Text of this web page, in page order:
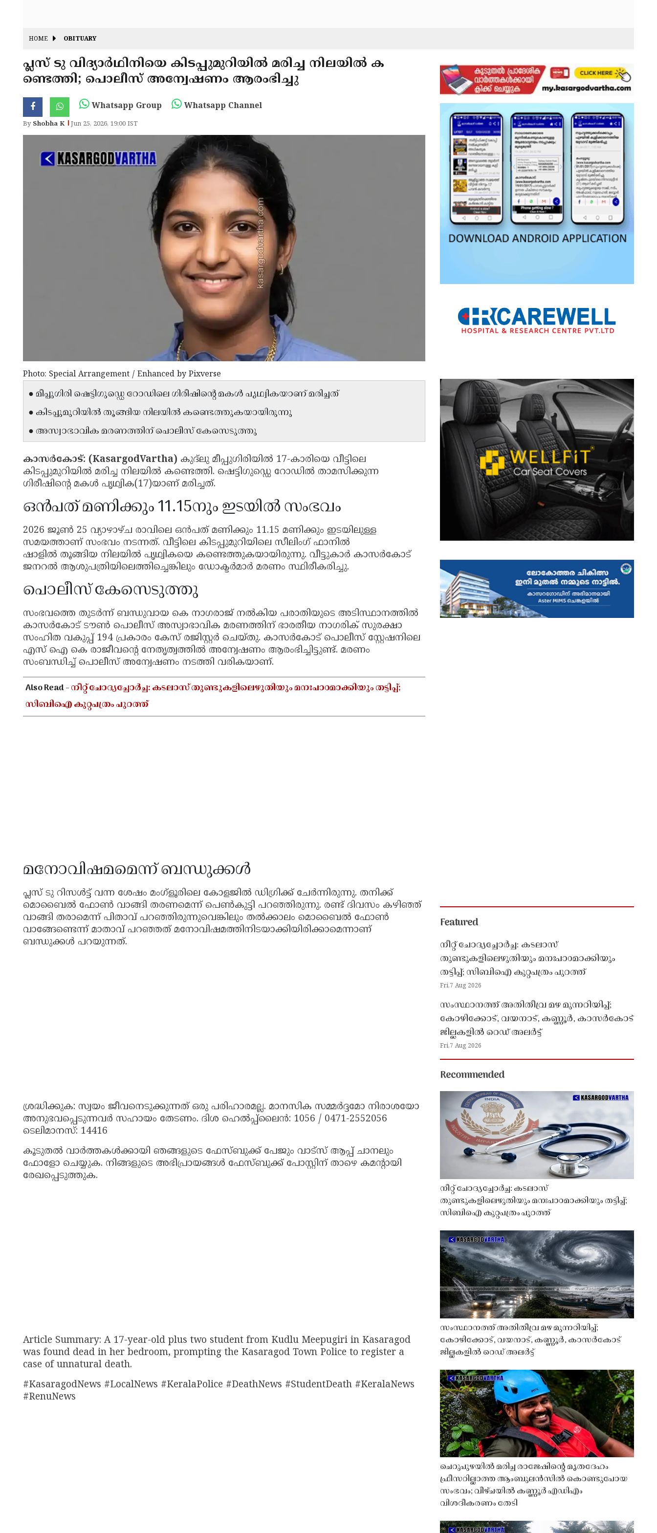
HOME OBITUARY
പ്ലസ് ടു വിദ്യാർഥിനിയെ കിടപ്പുമുറിയിൽ മരിച്ച നിലയിൽ ക
ണ്ടെത്തി; പൊലീസ് അന്വേഷണം ആരംഭിച്ചു
Whatsapp Group Whatsapp Channel
By Shobha K Jun 25, 2026, 19:00 IST
Photo: Special Arrangement / Enhanced by Pixverse
● മീപ്പുഗിരി ഷെട്ടിഗുഡ്ഡെ റോഡിലെ ഗിരീഷിൻ്റെ മകൾ പൃഥ്വികയാണ് മരിച്ചത്
● കിടപ്പുമുറിയിൽ തൂങ്ങിയ നിലയിൽ കണ്ടെത്തുകയായിരുന്നു
● അസ്വാഭാവിക മരണത്തിന് പൊലീസ് കേസെടുത്തു
കാസർകോട്: (KasargodVartha) കുദ്ലു മീപ്പുഗിരിയിൽ 17-കാരിയെ വീട്ടിലെ
കിടപ്പുമുറിയിൽ മരിച്ച നിലയിൽ കണ്ടെത്തി. ഷെട്ടിഗുഡ്ഡെ റോഡിൽ താമസിക്കുന്ന
ഗിരീഷിൻ്റെ മകൾ പൃഥ്വിക(17)യാണ് മരിച്ചത്.
ഒൻപത് മണിക്കും 11.15നും ഇടയിൽ സംഭവം
2026 ജൂൺ 25 വ്യാഴാഴ്ച രാവിലെ ഒൻപത് മണിക്കും 11.15 മണിക്കും ഇടയിലുള്ള
സമയത്താണ് സംഭവം നടന്നത്. വീട്ടിലെ കിടപ്പുമുറിയിലെ സീലിംഗ് ഫാനിൽ
ഷാളില്‍ തൂങ്ങിയ നിലയിൽ പൃഥ്വികയെ കണ്ടെത്തുകയായിരുന്നു. വീട്ടുകാർ കാസർകോട്
ജനറൽ ആശുപത്രിയിലെത്തിച്ചെങ്കിലും ഡോക്ടർമാർ മരണം സ്ഥിരീകരിച്ചു.
പൊലീസ് കേസെടുത്തു
സംഭവത്തെ തുടർന്ന് ബന്ധുവായ കെ നാഗരാജ് നൽകിയ പരാതിയുടെ അടിസ്ഥാനത്തിൽ
കാസർകോട് ടൗൺ പൊലീസ് അസ്വാഭാവിക മരണത്തിന് ഭാരതീയ നാഗരിക് സുരക്ഷാ
സംഹിത വകുപ്പ് 194 പ്രകാരം കേസ് രജിസ്റ്റർ ചെയ്തു. കാസർകോട് പൊലീസ് സ്റ്റേഷനിലെ
എസ് ഐ കെ രാജീവന്‍റെ നേതൃത്വത്തിൽ അന്വേഷണം ആരംഭിച്ചിട്ടുണ്ട്. മരണം
സംബന്ധിച്ച് പൊലീസ് അന്വേഷണം നടത്തി വരികയാണ്.
Also Read -നീറ്റ് ചോദ്യച്ചോർച്ച: കടലാസ് തുണ്ടുകളിലെഴുതിയും മനഃപാഠമാക്കിയും തട്ടിപ്പ്;
സിബിഐ കുറ്റപത്രം പുറത്ത്
മനോവിഷമമെന്ന് ബന്ധുക്കൾ
പ്ലസ് ടു റിസൾട്ട് വന്ന ശേഷം മംഗ്ളൂരിലെ കോളജിൽ ഡിഗ്രിക്ക് ചേർന്നിരുന്നു. തനിക്ക്
മൊബൈൽ ഫോണ്‍ വാങ്ങി തരണമെന്ന് പെൺകുട്ടി പറഞ്ഞിരുന്നു. രണ്ട് ദിവസം കഴിഞ്ഞ്
വാങ്ങി തരാമെന്ന് പിതാവ് പറഞ്ഞിരുന്നുവെങ്കിലും തൽക്കാലം മൊബൈൽ ഫോണ്‍
വാങ്ങേണ്ടെന്ന് മാതാവ് പറഞ്ഞത് മനോവിഷമത്തിനിടയാക്കിയിരിക്കാമെന്നാണ്
ബന്ധുക്കൾ പറയുന്നത്.
ശ്രദ്ധിക്കുക: സ്വയം ജീവനെടുക്കുന്നത് ഒരു പരിഹാരമല്ല. മാനസിക സമ്മർദ്ദമോ നിരാശയോ
അനുഭവപ്പെടുന്നവർ സഹായം തേടണം. ദിശ ഹെൽപ്പ്‌ലൈൻ: 1056 / 0471-2552056
ടെലിമാനസ്: 14416
കൂടുതല്‍ വാർത്തകള്‍ക്കായി ഞങ്ങളുടെ ഫേസ്ബുക്ക് പേജും വാട്സ് ആപ്പ് ചാനലും
ഫോളോ ചെയ്യുക. നിങ്ങളുടെ അഭിപ്രായങ്ങൾ ഫേസ്ബുക്ക് പോസ്റ്റിന് താഴെ കമൻ്റായി
രേഖപ്പെടുത്തുക.
Article Summary: A 17-year-old plus two student from Kudlu Meepugiri in Kasaragod
was found dead in her bedroom, prompting the Kasaragod Town Police to register a
case of unnatural death.
#KasaragodNews #LocalNews #KeralaPolice #DeathNews #StudentDeath #KeralaNews
#RenuNews
Featured
നീറ്റ് ചോദ്യച്ചോർച്ച: കടലാസ്
തുണ്ടുകളിലെഴുതിയും മനഃപാഠമാക്കിയും
തട്ടിപ്പ്; സിബിഐ കുറ്റപത്രം പുറത്ത്
Fri,7 Aug 2026
സംസ്ഥാനത്ത് അതിതീവ്ര മഴ മുന്നറിയിപ്പ്;
കോഴിക്കോട്, വയനാട്, കണ്ണൂർ, കാസർകോട്
ജില്ലകളിൽ റെഡ് അലർട്ട്
Fri,7 Aug 2026
Recommended
നീറ്റ് ചോദ്യച്ചോർച്ച: കടലാസ്
തുണ്ടുകളിലെഴുതിയും മനഃപാഠമാക്കിയും തട്ടിപ്പ്;
സിബിഐ കുറ്റപത്രം പുറത്ത്
സംസ്ഥാനത്ത് അതിതീവ്ര മഴ മുന്നറിയിപ്പ്;
കോഴിക്കോട്, വയനാട്, കണ്ണൂർ, കാസർകോട്
ജില്ലകളിൽ റെഡ് അലർട്ട്
ചെറുപുഴയിൽ മരിച്ച രാജേഷിൻ്റെ മൃതദേഹം
ഫ്രീസറില്ലാത്ത ആംബുലൻസിൽ കൊണ്ടുപോയ
സംഭവം; വീഴ്ചയിൽ കണ്ണൂർ എഡിഎം
വിശദീകരണം തേടി